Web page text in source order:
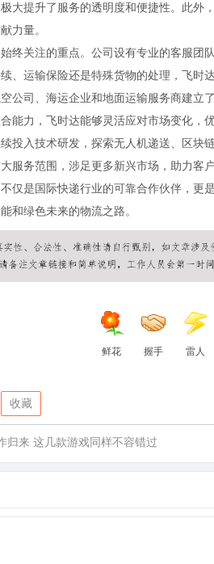
大提升了服务的透明度和便捷性。此外
力量。
终关注的重点。公司设有专业的客服
、运输保险还是特殊货物的处理，飞时
公司、海运企业和地面运输服务商建立
能力，飞时达能够灵活应对市场变化，
投入技术研发，探索无人机递送、区块
服务范围，涉足更多新兴市场，助力客
仅是国际快递行业的可靠合作伙伴，更
和绿色未来的物流之路。
鲜花 握手 雷人
收藏
归来 这几款游戏同样不容错过